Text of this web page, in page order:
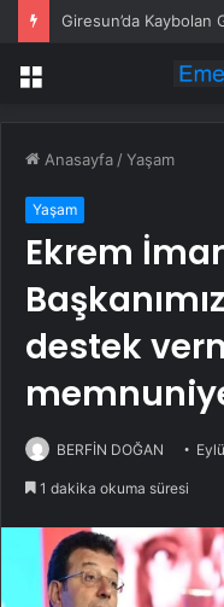
Giresun’da Kaybolan
Menü
Anasayfa /Yaşam
Yaşam
Ekrem
destek
BERFİN DOĞAN
1 dakika okuma süresi